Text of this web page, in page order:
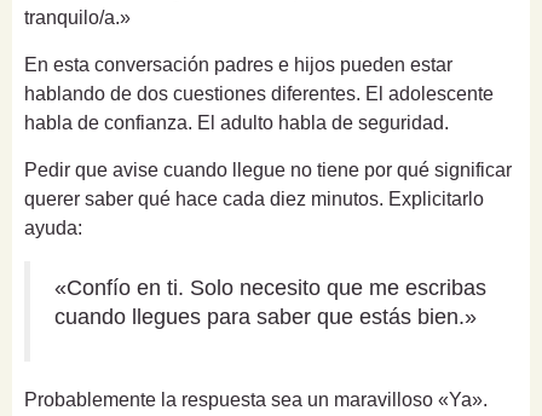
tranquilo/a.»
En esta conversación padres e hijos pueden estar
hablando de dos cuestiones diferentes. El adolescente
habla de confianza. El adulto habla de seguridad.
Pedir que avise cuando llegue no tiene por qué significar
querer saber qué hace cada diez minutos. Explicitarlo
ayuda:
«Confío en ti. Solo necesito que me escribas
cuando llegues para saber que estás bien.»
Probablemente la respuesta sea un maravilloso «Ya».